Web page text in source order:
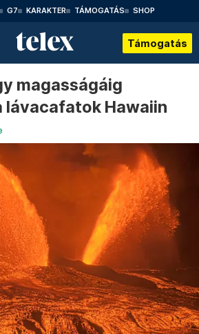
G7 KARAKTER TÁMOGATÁS SHOP
Támogatás
magasságáig
lávacafatok Hawaiin